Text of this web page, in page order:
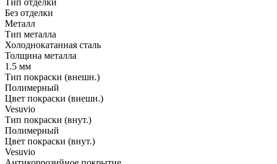
Без отделки
Металл
Тип металла
Холоднокатанная сталь
Толщина металла
1.5 мм
Тип покраски (внешн.)
Полимерный
Цвет покраски (внешн.)
Vesuvio
Тип покраски (внут.)
Полимерный
Цвет покраски (внут.)
Vesuvio